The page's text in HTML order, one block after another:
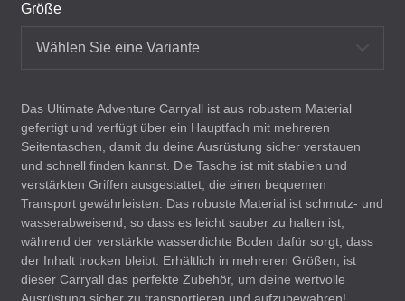
Größe
Wählen Sie eine Variante
Das Ultimate Adventure Carryall ist aus robustem Material
gefertigt und verfügt über ein Hauptfach mit mehreren
Seitentaschen, damit du deine Ausrüstung sicher verstauen
und schnell finden kannst. Die Tasche ist mit stabilen und
verstärkten Griffen ausgestattet, die einen bequemen
Transport gewährleisten. Das robuste Material ist schmutz- und
wasserabweisend, so dass es leicht sauber zu halten ist,
während der verstärkte wasserdichte Boden dafür sorgt, dass
der Inhalt trocken bleibt. Erhältlich in mehreren Größen, ist
dieser Carryall das perfekte Zubehör, um deine wertvolle